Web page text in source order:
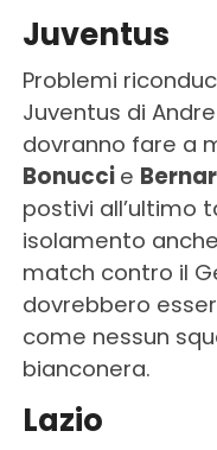
Juventus
Problemi
Juventus di
dovranno fare a
Bonucci e
postivi all’ultimo
isolamento
match contro il
dovrebbero
come nessun
bianconera.
Lazio